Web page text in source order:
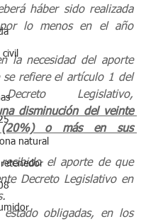
civil
natural
háber sido realizada
lo menos en el año
la necesidad del aporte
se refiere el artículo 1 del
disminución del veinte
o más en sus
el aporte de que
Decreto Legislativo en
obligadas, en los